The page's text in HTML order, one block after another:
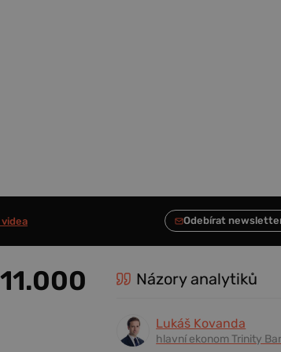
Názory analytiků
Lukáš Kovanda
hlavní ekonom Trinity